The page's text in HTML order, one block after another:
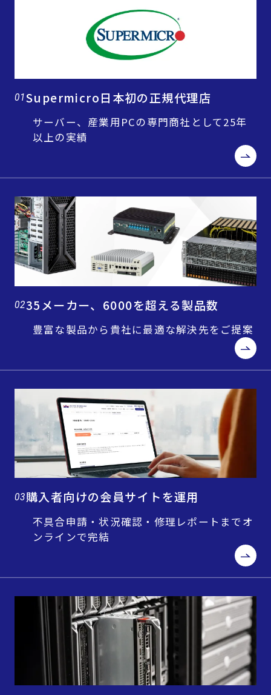
01Supermicro日本初の正規代理店
サーバー、産業用PCの専門商社として25年
以上の実績
0235メーカー、6000を超える製品数
豊富な製品から貴社に最適な解決先をご提案
03購入者向けの会員サイトを運用
不具合申請・状況確認・修理レポートまでオ
ンラインで完結